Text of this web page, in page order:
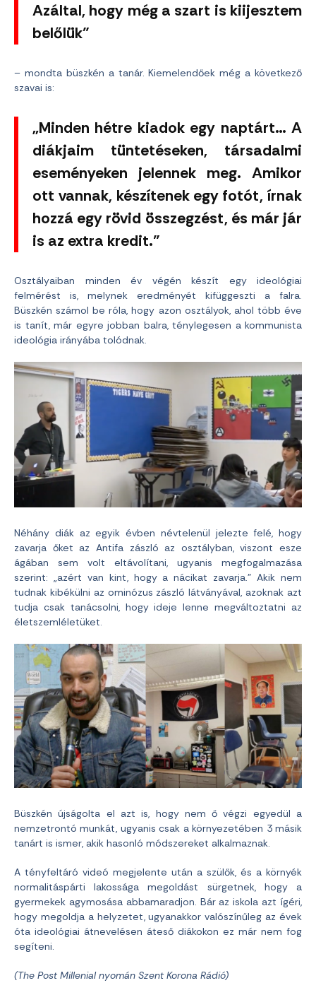
Azáltal, hogy még a szart is kiijesztem
belőlük”
– mondta büszkén a tanár. Kiemelendőek még a következő
szavai is:
„Minden hétre kiadok egy naptárt… A
diákjaim tüntetéseken, társadalmi
eseményeken jelennek meg. Amikor
ott vannak, készítenek egy fotót, írnak
hozzá egy rövid összegzést, és már jár
is az extra kredit.”
Osztályaiban minden év végén készít egy ideológiai
felmérést is, melynek eredményét kifüggeszti a falra.
Büszkén számol be róla, hogy azon osztályok, ahol több éve
is tanít, már egyre jobban balra, ténylegesen a kommunista
ideológia irányába tolódnak.
Néhány diák az egyik évben névtelenül jelezte felé, hogy
zavarja őket az Antifa zászló az osztályban, viszont esze
ágában sem volt eltávolítani, ugyanis megfogalmazása
szerint: „azért van kint, hogy a nácikat zavarja.” Akik nem
tudnak kibékülni az ominózus zászló látványával, azoknak azt
tudja csak tanácsolni, hogy ideje lenne megváltoztatni az
életszemléletüket.
Büszkén újságolta el azt is, hogy nem ő végzi egyedül a
nemzetrontó munkát, ugyanis csak a környezetében 3 másik
tanárt is ismer, akik hasonló módszereket alkalmaznak.
A tényfeltáró videó megjelente után a szülők, és a környék
normalitáspárti lakossága megoldást sürgetnek, hogy a
gyermekek agymosása abbamaradjon. Bár az iskola azt ígéri,
hogy megoldja a helyzetet, ugyanakkor valószínűleg az évek
óta ideológiai átnevelésen áteső diákokon ez már nem fog
segíteni.
(The Post Millenial nyomán Szent Korona Rádió)